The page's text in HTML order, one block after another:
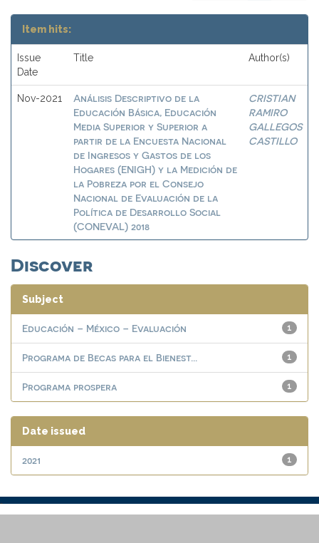
Item hits:
Issue
Date
Title Author(s)
Nov-2021
Análisis Descriptivo de la
Educación Básica, Educación
Media Superior y Superior a
partir de la Encuesta Nacional
de Ingresos y Gastos de los
Hogares (ENIGH) y la Medición de
la Pobreza por el Consejo
Nacional de Evaluación de la
Política de Desarrollo Social
(CONEVAL) 2018
CRISTIAN
RAMIRO
GALLEGOS
CASTILLO
Discover
Subject
1
Educación – México – Evaluación
1
Programa de Becas para el Bienest...
1
Programa prospera
Date issued
1
2021